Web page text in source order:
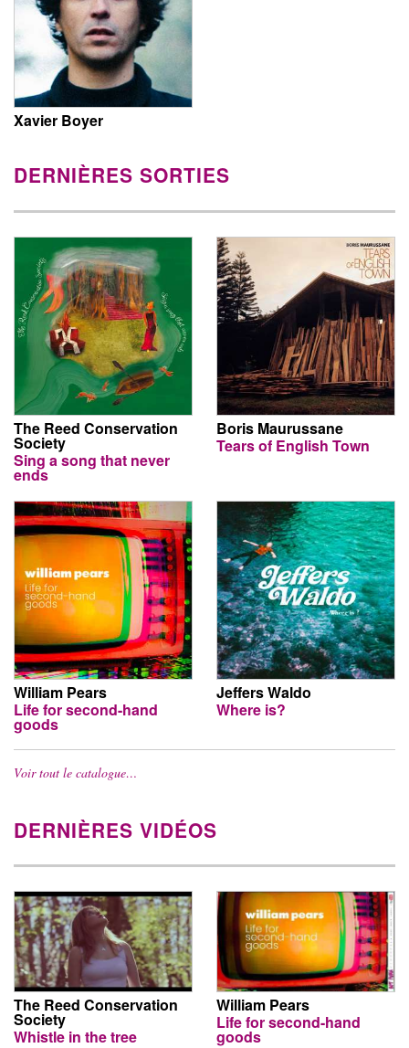
Xavier Boyer
DERNIÈRES SORTIES
The Reed Conservation
Society
Sing a song that never
ends
Boris Maurussane
Tears of English Town
William Pears
Life for second-hand
goods
Jeffers Waldo
Where is?
Voir tout le catalogue…
DERNIÈRES VIDÉOS
The Reed Conservation
Society
Whistle in the tree
William Pears
Life for second-hand
goods